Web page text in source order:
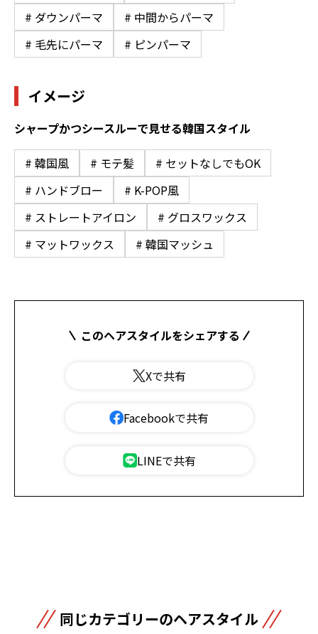
# ダウンパーマ
# 中間からパーマ
# 毛先にパーマ
# ピンパーマ
イメージ
シャープかつシースルーで見せる韓国スタイル
# 韓国風 # モテ髪
# セットなしでもOK
# ハンドブロー
# K-POP風
# ストレートアイロン
# グロスワックス
# マットワックス
# 韓国マッシュ
このヘアスタイルをシェアする
Xで共有
Facebookで共有
LINEで共有
同じカテゴリーのヘアスタイル